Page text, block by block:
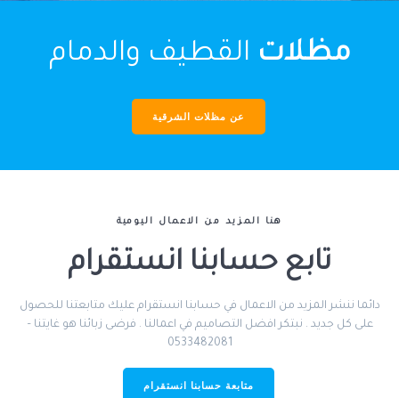
مظلات القطيف والدمام
عن مظلات الشرقية
هنا المزيد من الاعمال اليومية
تابع حسابنا انستقرام
دائما ننشر المزيد من الاعمال في حسابنا انستقرام عليك متابعتنا للحصول
على كل جديد . نبتكر افضل التصاميم في اعمالنا . فرضى زبائنا هو غايتنا –
0533482081
متابعة حسابنا انستقرام